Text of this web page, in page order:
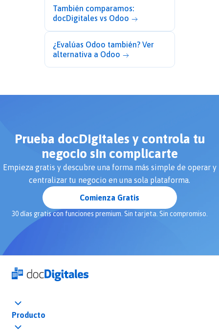
También comparamos:
docDigitales vs Odoo
¿Evalúas Odoo también? Ver
alternativa a Odoo
Prueba docDigitales y controla tu
negocio sin complicarte
Empieza gratis y descubre una forma más simple de operar y
centralizar tu negocio en una sola plataforma.
Comienza Gratis
30 días gratis con funciones premium. Sin tarjeta. Sin compromiso.
Producto